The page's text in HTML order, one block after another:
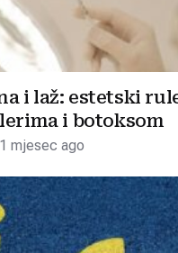
i laž: estetski
i botoksom
1 mjesec ago